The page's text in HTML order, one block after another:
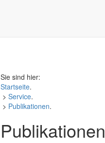
Sie sind hier:
Startseite.
> Service.
> Publikationen.
Publikationen